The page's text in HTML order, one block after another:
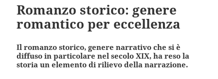
Romanzo storico: genere
romantico per eccellenza
Il romanzo storico, genere narrativo che si è
diffuso in particolare nel secolo XIX, ha reso la
storia un elemento di rilievo della narrazione.